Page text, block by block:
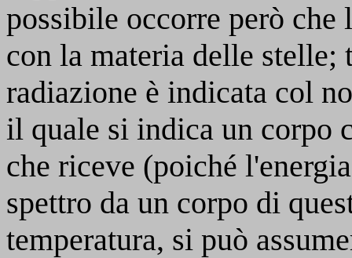
possibile occorre però
con la materia delle stelle;
radiazione è indicata col
il quale si indica un corpo
che riceve (poiché
spettro da un corpo di
temperatura, si può